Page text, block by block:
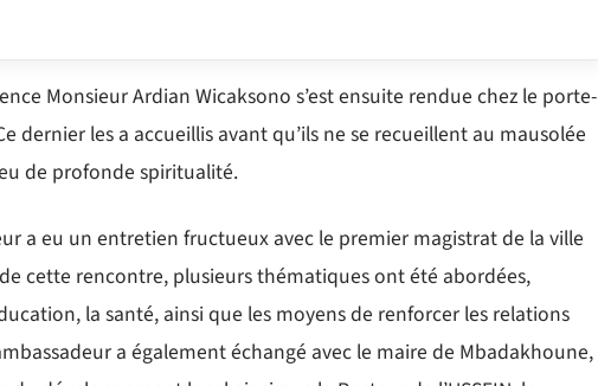
Monsieur Ardian Wicaksono s’est ensuite rendue chez le porte-
dernier les a accueillis avant qu’ils ne se recueillent au mausolée
de profonde spiritualité.
a eu un entretien fructueux avec le premier magistrat de la ville
cette rencontre, plusieurs thématiques ont été abordées,
la santé, ainsi que les moyens de renforcer les relations
a également échangé avec le maire de Mbadakhoune,